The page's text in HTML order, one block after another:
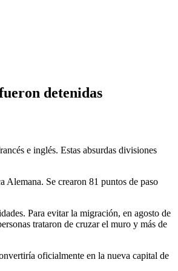
detenidas
e inglés. Estas absurdas divisiones
Alemana. Se crearon 81 puntos de paso
Para evitar la migración, en agosto de
trataron de cruzar el muro y más de
oficialmente en la nueva capital de